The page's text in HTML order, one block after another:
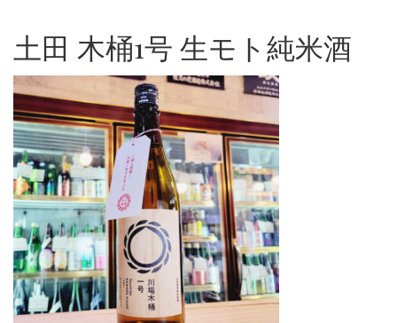
土田 木桶1号 生モト純米酒